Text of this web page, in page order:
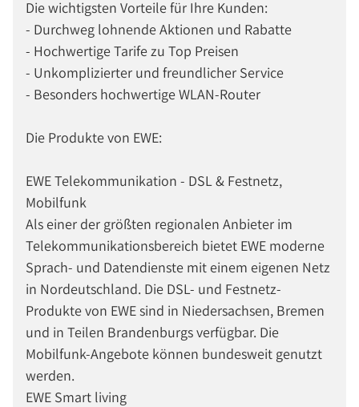
Die wichtigsten Vorteile für Ihre Kunden:
- Durchweg lohnende Aktionen und Rabatte
- Hochwertige Tarife zu Top Preisen
- Unkomplizierter und freundlicher Service
- Besonders hochwertige WLAN-Router
Die Produkte von EWE:
EWE Telekommunikation - DSL & Festnetz,
Mobilfunk
Als einer der größten regionalen Anbieter im
Telekommunikationsbereich bietet EWE moderne
Sprach- und Datendienste mit einem eigenen Netz
in Nordeutschland. Die DSL- und Festnetz-
Produkte von EWE sind in Niedersachsen, Bremen
und in Teilen Brandenburgs verfügbar. Die
Mobilfunk-Angebote können bundesweit genutzt
werden.
EWE Smart living